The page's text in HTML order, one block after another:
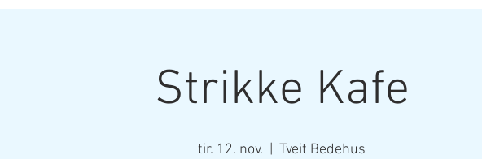
Strikke Kafe
tir. 12. nov. Tveit Bedehus